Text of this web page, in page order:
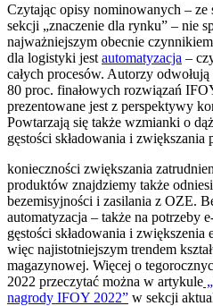
Czytając opisy nominowanych –
sekcji „znaczenie dla rynku” – nie
najważniejszym obecnie
dla logistyki jest automatyzacja –
całych procesów. Autorzy
80 proc. finałowych rozwiązań
prezentowane jest z perspektywy
Powtarzają się także wzmianki o
gęstości składowania i
konieczności zwiększania
produktów znajdziemy także
bezemisyjności i zasilania z OZE.
automatyzacja – także na potrzeby
gęstości składowania i
więc najistotniejszym trendem
magazynowej. Więcej o
2022 przeczytać można w artykule
nagrody IFOY 2022” w sekcji